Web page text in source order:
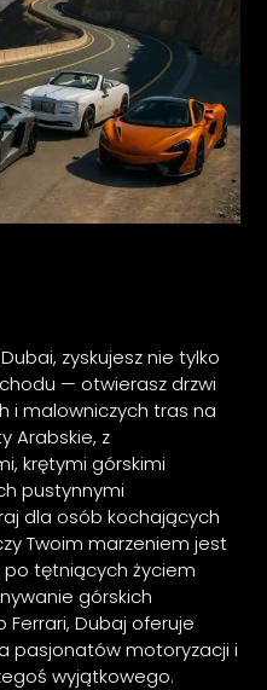
zyskujesz nie tylko
— otwierasz drzwi
i malowniczych tras na
Arabskie, z
krętymi górskimi
pustynnymi
dla osób kochających
Twoim marzeniem jest
po tętniących życiem
górskich
Ferrari, Dubaj oferuje
pasjonatów motoryzacji i
wyjątkowego.